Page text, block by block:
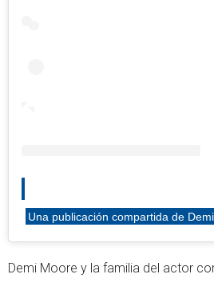
Una publicación compartida de
Demi Moore y la familia del actor